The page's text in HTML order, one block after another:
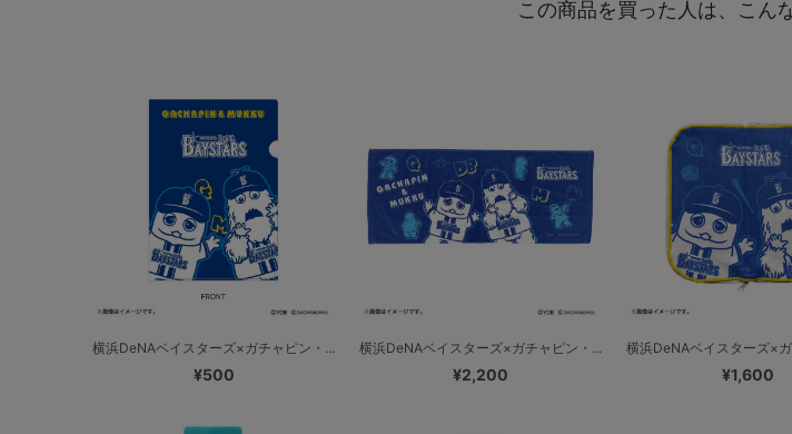
この商品を買った人は、こん
横浜DeNAベイスターズ×ガチャピン・...
¥500
横浜DeNAベイスターズ×ガチャピン・...
¥2,200
横浜DeNAベイスターズ×
¥1,600